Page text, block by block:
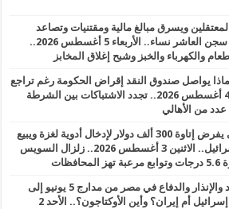
ويسرق مبالغ مالية ومقتنيات وتصاعد
الانتهاكات ضد المعتقلات في سجن العاشر نساء.. الأربعاء 5 أغسطس 2026..
والكهرباء والخبز وشبح إغلاق المخابز
يواصل صندوق النقد إقراض الحكومة رغم تراجع
مؤشرات الاقتصاد؟.. الثلاثاء 4 أغسطس 2026.. تجدد الاشتباكات بين الشرطة
من الأهالي
“تجارة بالدم والألم”العرجاني يفرض إتاوة 300 ألف دولار لإدخال أدوية لغزة ويبيع
الوقود بأضعاف سعره في إسرائيل.. الاثنين 3 أغسطس 2026.. زلزال السويس
المسيّرة تعيد فتح ملف الرصد والإنذار والدفاع في مصر من مدارج 5 يونيو إلى
ميناء دمياط ومن المستفيد؟ إسرائيل أم إيران؟ وأين الأوكتاجون؟.. الأحد 2